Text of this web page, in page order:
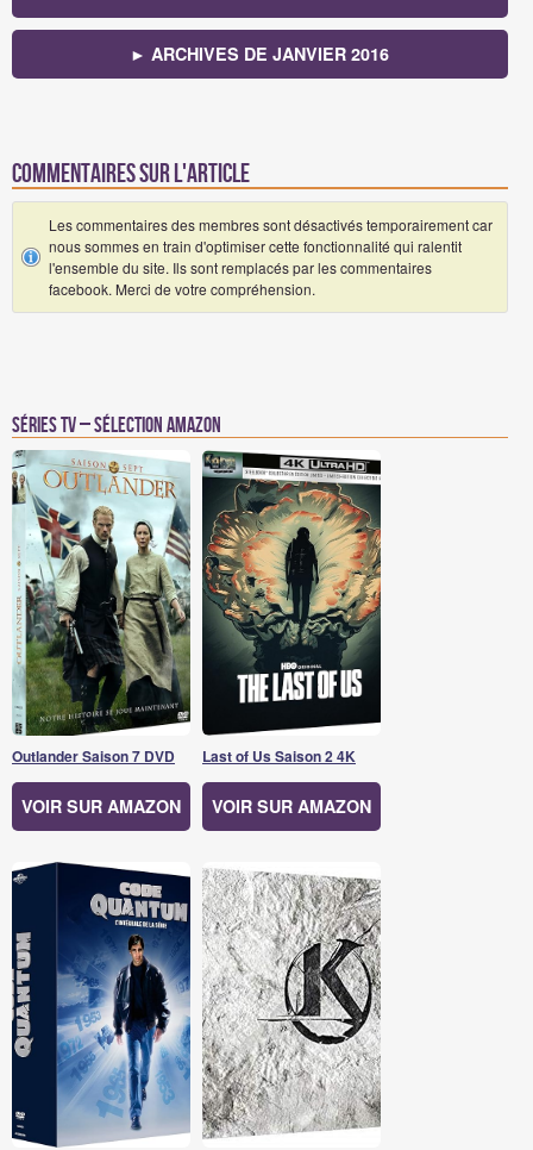
► ARCHIVES DE JANVIER 2016
Commentaires sur l'article
Les commentaires des membres sont désactivés temporairement car
nous sommes en train d'optimiser cette fonctionnalité qui ralentit
l'ensemble du site. Ils sont remplacés par les commentaires
facebook. Merci de votre compréhension.
Séries TV – Sélection Amazon
Outlander Saison 7 DVD
VOIR SUR AMAZON
Last of Us Saison 2 4K
VOIR SUR AMAZON